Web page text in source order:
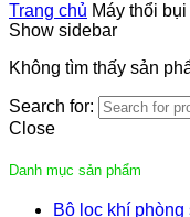
Trang chủ Máy thổi
Show sidebar
Không tìm thấy sản
Search for:
Close
Danh mục sản phẩm
Bộ lọc khí phòng